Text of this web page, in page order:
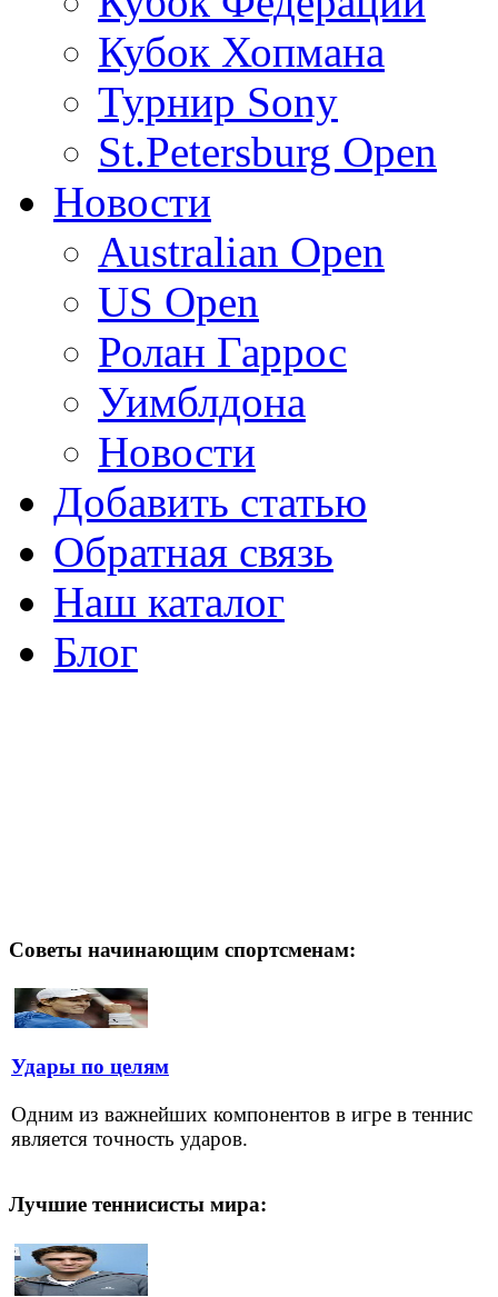
Кубок Хопмана
Турнир Sony
St.Petersburg Open
Новости
Australian Open
US Open
Ролан Гаррос
Уимблдона
Новости
Добавить статью
Обратная связь
Наш каталог
Блог
Советы начинающим спортсменам:
Удары по целям
Одним из важнейших компонентов в игре в теннис
является точность ударов.
Лучшие теннисисты мира: